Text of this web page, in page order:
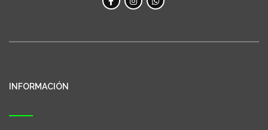
INFORMACIÓN